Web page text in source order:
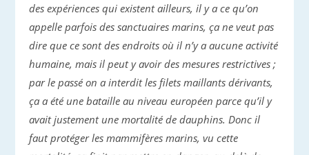
des expériences qui existent ailleurs, il y a ce qu’on
appelle parfois des sanctuaires marins, ça ne veut pas
dire que ce sont des endroits où il n’y a aucune activité
humaine, mais il peut y avoir des mesures restrictives ;
par le passé on a interdit les filets maillants dérivants,
ça a été une bataille au niveau européen parce qu’il y
avait justement une mortalité de dauphins. Donc il
faut protéger les mammifères marins, vu cette